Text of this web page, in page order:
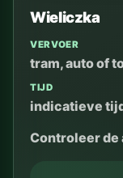
Wieliczka
VERVOER
tram, auto of
TIJD
indicatieve
Controleer